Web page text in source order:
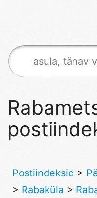
Postiindeksid >
> Rabaküla >